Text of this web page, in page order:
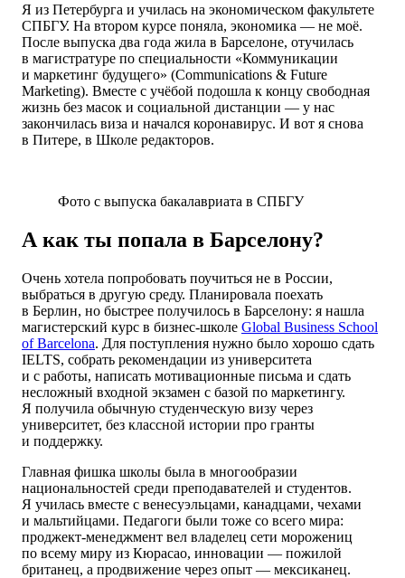
Я из Петербурга и училась на экономическом факультете
СПБГУ. На втором курсе поняла, экономика — не моё.
После выпуска два года жила в Барселоне, отучилась
в магистратуре по специальности «Коммуникации
и маркетинг будущего» (Communications & Future
Marketing). Вместе с учёбой подошла к концу свободная
жизнь без масок и социальной дистанции — у нас
закончилась виза и начался коронавирус. И вот я снова
в Питере, в Школе редакторов.
Фото с выпуска бакалавриата в СПБГУ
А как ты попала в Барселону?
Очень хотела попробовать поучиться не в России,
выбраться в другую среду. Планировала поехать
в Берлин, но быстрее получилось в Барселону: я нашла
магистерский курс в бизнес-школе Global Business School
of Barcelona. Для поступления нужно было хорошо сдать
IELTS, собрать рекомендации из университета
и с работы, написать мотивационные письма и сдать
несложный входной экзамен с базой по маркетингу.
Я получила обычную студенческую визу через
университет, без классной истории про гранты
и поддержку.
Главная фишка школы была в многообразии
национальностей среди преподавателей и студентов.
Я училась вместе с венесуэльцами, канадцами, чехами
и мальтийцами. Педагоги были тоже со всего мира:
проджект-менеджмент вел владелец сети морожениц
по всему миру из Кюрасао, инновации — пожилой
британец, а продвижение через опыт — мексиканец.